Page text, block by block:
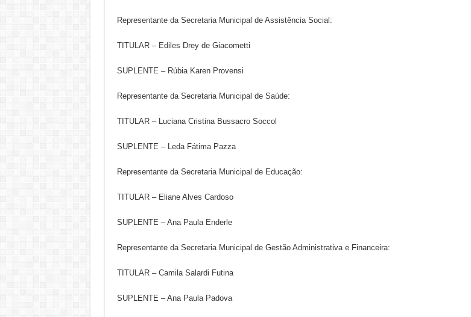
Representante da Secretaria Municipal de Assistência Social:
TITULAR – Ediles Drey de Giacometti
SUPLENTE – Rúbia Karen Provensi
Representante da Secretaria Municipal de Saúde:
TITULAR – Luciana Cristina Bussacro Soccol
SUPLENTE – Leda Fátima Pazza
Representante da Secretaria Municipal de Educação:
TITULAR – Eliane Alves Cardoso
SUPLENTE – Ana Paula Enderle
Representante da Secretaria Municipal de Gestão Administrativa e Financeira:
TITULAR – Camila Salardi Futina
SUPLENTE – Ana Paula Padova